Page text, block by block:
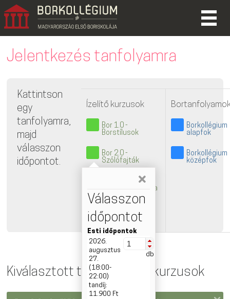
Jelentkezés tanfolyamra
Kattintson
egy
tanfolyamra,
majd
válasszon
időpontot.
Ízelítő kurzusok
Bor 1.0 -
Borstílusok
Bor 2.0 -
Szőlőfajták
Válasszon
időpontot
Esti időpontok
2026.
augusztus
27.
(18:00-
22:00)
tandíj:
11.900 Ft
db
Borgasztronómia
Párlat Ízelítő
Borkollégium
alapfok
Borkollégium
középfok
Kiválasztott tanfolyamok, kurzusok